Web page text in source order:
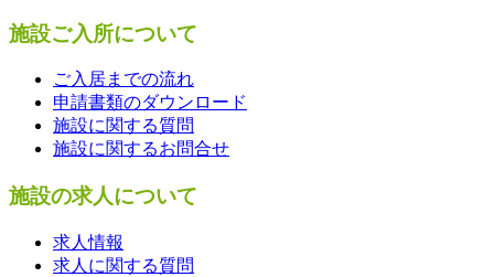
施設ご入所について
ご入居までの流れ
申請書類のダウンロード
施設に関する質問
施設に関するお問合せ
施設の求人について
求人情報
求人に関する質問